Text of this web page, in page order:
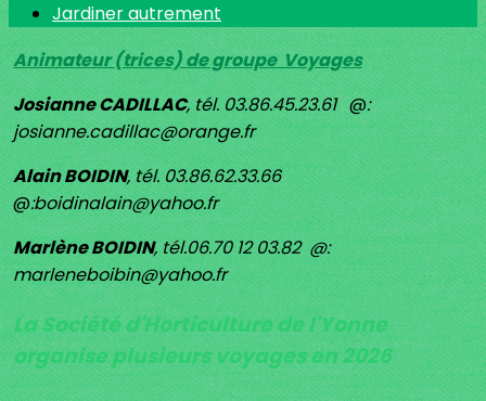
Jardiner autrement
Animateur (trices) de groupe Voyages
Josianne CADILLAC, tél. 03.86.45.23.61@:
josianne.cadillac@orange.fr
Alain BOIDIN, tél. 03.86.62.33.66
@:boidinalain@yahoo.fr
Marlène BOIDIN, tél.06.70 12 03.82 @:
marleneboibin@yahoo.fr
La Société d'Horticulture de l'Yonne
organise plusieurs voyages en 2026